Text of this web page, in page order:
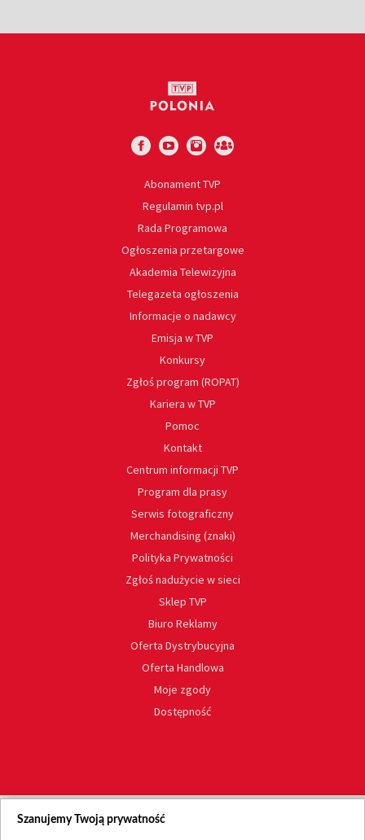
Abonament TVP
Regulamin tvp.pl
Rada Programowa
Ogłoszenia przetargowe
Akademia Telewizyjna
Telegazeta ogłoszenia
Informacje o nadawcy
Emisja w TVP
Konkursy
Zgłoś program (ROPAT)
Kariera w TVP
Pomoc
Kontakt
Centrum informacji TVP
Program dla prasy
Serwis fotograficzny
Merchandising (znaki)
Polityka Prywatności
Zgłoś nadużycie w sieci
Sklep TVP
Biuro Reklamy
Oferta Dystrybucyjna
Oferta Handlowa
Moje zgody
Dostępność
Szanujemy Twoją prywatność